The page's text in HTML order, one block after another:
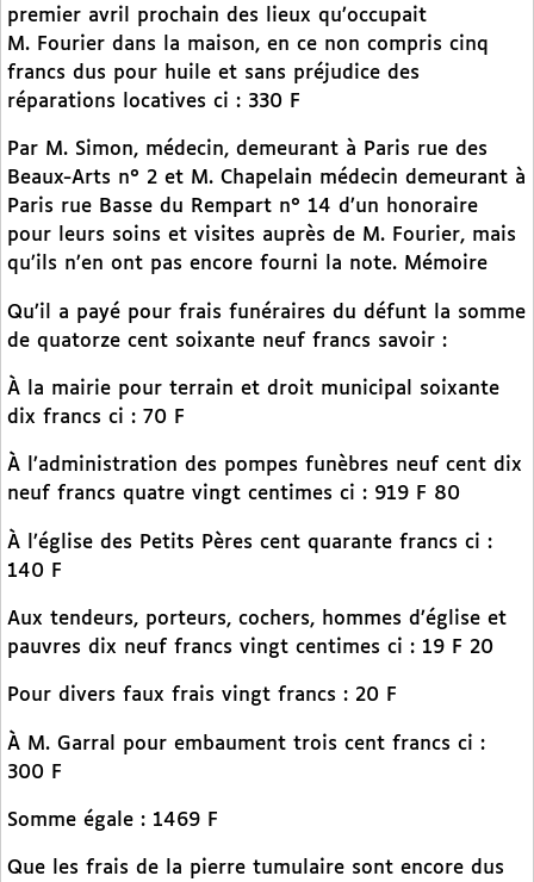
premier avril prochain des lieux qu’occupait
M. Fourier dans la maison, en ce non compris cinq
francs dus pour huile et sans préjudice des
réparations locatives ci : 330 F
Par M. Simon, médecin, demeurant à Paris rue des
Beaux-Arts n° 2 et M. Chapelain médecin demeurant à
Paris rue Basse du Rempart n° 14 d’un honoraire
pour leurs soins et visites auprès de M. Fourier, mais
qu’ils n’en ont pas encore fourni la note. Mémoire
Qu’il a payé pour frais funéraires du défunt la somme
de quatorze cent soixante neuf francs savoir :
À la mairie pour terrain et droit municipal soixante
dix francs ci : 70 F
À l’administration des pompes funèbres neuf cent dix
neuf francs quatre vingt centimes ci : 919 F 80
À l’église des Petits Pères cent quarante francs ci :
140 F
Aux tendeurs, porteurs, cochers, hommes d’église et
pauvres dix neuf francs vingt centimes ci : 19 F 20
Pour divers faux frais vingt francs : 20 F
À M. Garral pour embaument trois cent francs ci :
300 F
Somme égale : 1469 F
Que les frais de la pierre tumulaire sont encore dus